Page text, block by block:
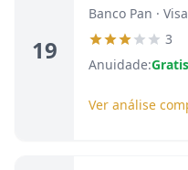
19
Banco Pan · Visa
3
Anuidade:Gratis
Ver análise